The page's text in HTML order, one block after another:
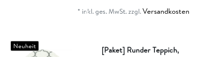
g
* inkl. ges. MwSt.zzgl.Versandkosten
Neuheit
[Paket] Runder Teppich,